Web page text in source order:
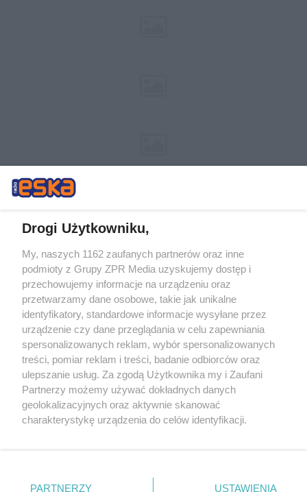
Żaden utwór zamieszczony w serwisie nie może być powielany i
rozpowszechniany lub dalej rozpowszechniany w jakikolwiek sposób (w
tym także elektroniczny lub mechaniczny) na jakimkolwiek polu
eksploatacji w jakiejkolwiek formie, włącznie z umieszczaniem w
Internecie bez pisemnej zgody właściciela praw. Jakiekolwiek użycie lub
wykorzystanie utworów w całości lub w części z naruszeniem prawa,
tzn. bez właściwej zgody, jest zabronione pod groźbą kary i może być
ścigane prawnie.
Drogi Użytkowniku,
My, naszych 1162 zaufanych partnerów oraz inne
podmioty z Grupy ZPR Media uzyskujemy dostęp i
przechowujemy informacje na urządzeniu oraz
przetwarzamy dane osobowe, takie jak unikalne
identyfikatory, standardowe informacje wysyłane przez
urządzenie czy dane przeglądania w celu zapewniania
spersonalizowanych reklam, wybór spersonalizowanych
treści, pomiar reklam i treści, badanie odbiorców oraz
ulepszanie usług. Za zgodą Użytkownika my i Zaufani
Partnerzy możemy używać dokładnych danych
geolokalizacyjnych oraz aktywnie skanować
charakterystykę urządzenia do celów identyfikacji.
zmienić/wycofać klikając przycisk ustawień prywatności
PARTNERZY USTAWIENIA